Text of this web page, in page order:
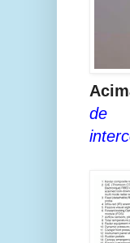
de